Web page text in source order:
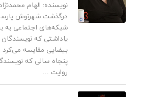
نویسنده: الهام
درگذشت شهرنوش
شبکه‌های اجتماعی به
یاداشتی که نویسندگان
بیضایی مقایسه می‌کرد
پنجاه سالی که
روایت ...